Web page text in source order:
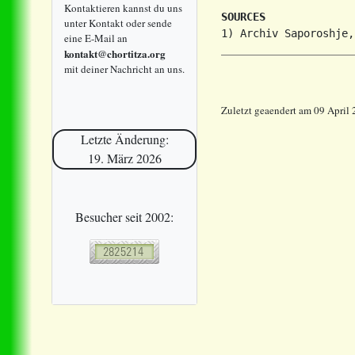
Kontaktieren kannst du uns
unter Kontakt oder sende
eine E-Mail an
kontakt@chortitza.org
mit deiner Nachricht an uns.
Letzte Änderung:
19. März 2026
Besucher seit 2002:
SOURCES
Zuletzt geaendert am 09 April